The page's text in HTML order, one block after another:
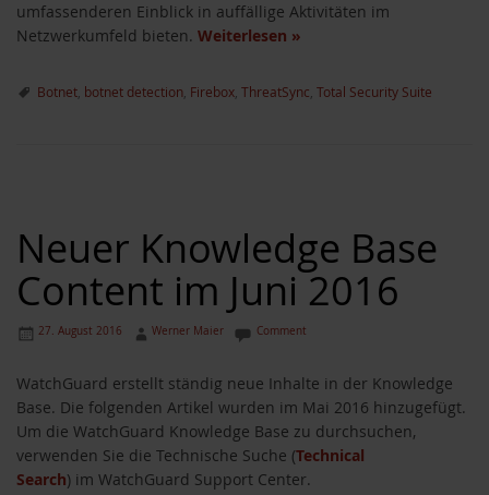
umfassenderen Einblick in auffällige Aktivitäten im
Netzwerkumfeld bieten. Weiterlesen »
Botnet botnet detection Firebox ThreatSync Total Security Suite
Neuer Knowledge Base
Content im Juni 2016
27. August 2016 Werner Maier Comment
WatchGuard erstellt ständig neue Inhalte in der Knowledge
Base. Die folgenden Artikel wurden im Mai 2016 hinzugefügt.
Um die WatchGuard Knowledge Base zu durchsuchen,
verwenden Sie die Technische Suche (Technical
Search) im WatchGuard Support Center.